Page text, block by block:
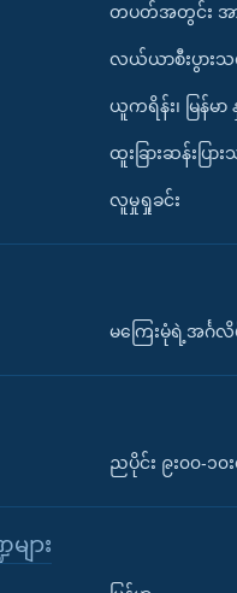
တပတ်အတွင်း အာ
လယ်ယာစီးပွားသတ
ယူကရိန်း၊ မြန်မ
ထူးခြားဆန်းပြား
လူမှုရှုခင်း
မကြေးမုံရဲ့အင်္ဂလိ
ညပိုင်း ၉း၀၀-၁၀
ား